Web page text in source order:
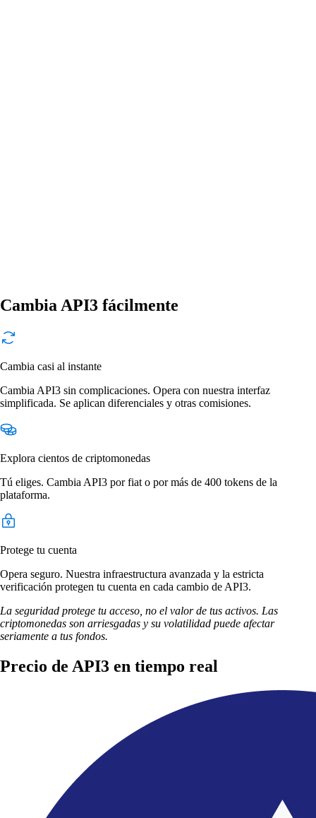
Cambia API3 fácilmente
Cambia casi al instante
Cambia API3 sin complicaciones. Opera con nuestra interfaz
simplificada. Se aplican diferenciales y otras comisiones.
Explora cientos de criptomonedas
Tú eliges. Cambia API3 por fiat o por más de 400 tokens de la
plataforma.
Protege tu cuenta
Opera seguro. Nuestra infraestructura avanzada y la estricta
verificación protegen tu cuenta en cada cambio de API3.
La seguridad protege tu acceso, no el valor de tus activos. Las
criptomonedas son arriesgadas y su volatilidad puede afectar
seriamente a tus fondos.
Precio de API3 en tiempo real
3 pasos para crear tu cuenta de API3
Descarga la app